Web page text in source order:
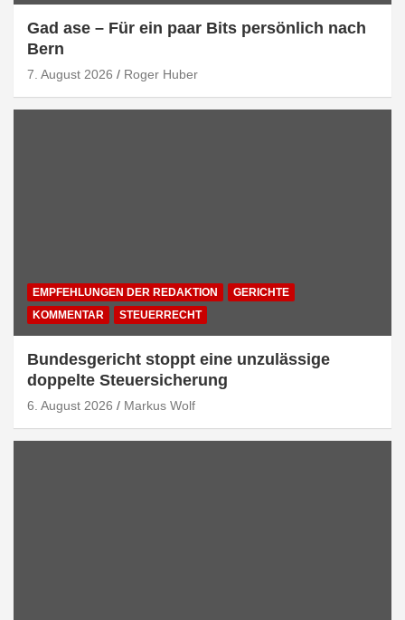
Gad ase – Für ein paar Bits persönlich nach
Bern
7. August 2026 Roger Huber
EMPFEHLUNGEN DER REDAKTION
GERICHTE
KOMMENTAR
STEUERRECHT
Bundesgericht stoppt eine unzulässige
doppelte Steuersicherung
6. August 2026 Markus Wolf